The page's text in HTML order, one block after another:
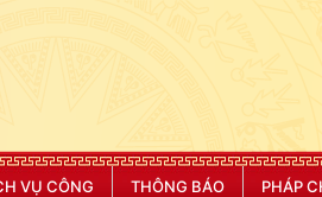
VỤ CÔNG THÔNG BÁO PHÁP